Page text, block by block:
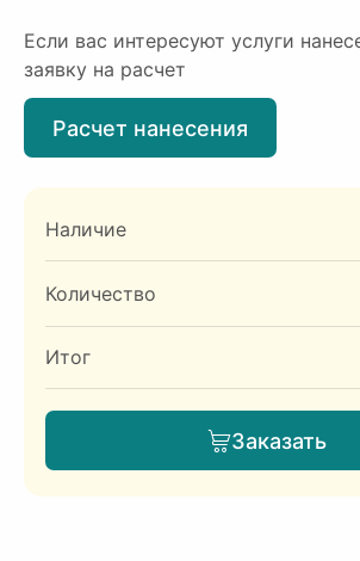
Если вас интересуют услуги
заявку на расчет
Расчет нанесения
Наличие
Количество
Итог
Заказать